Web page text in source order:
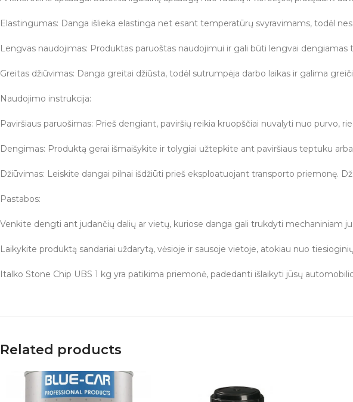
Elastingumas: Danga išlieka elastinga net esant temperatūrų svyravimams, todėl
Lengvas naudojimas: Produktas paruoštas naudojimui ir gali būti lengvai
Greitas džiūvimas: Danga greitai džiūsta, todėl sutrumpėja darbo laikas ir galima
Naudojimo instrukcija:
Paviršiaus paruošimas: Prieš dengiant, paviršių reikia kruopščiai nuvalyti nuo purvo,
Dengimas: Produktą gerai išmaišykite ir tolygiai užtepkite ant paviršiaus teptuku
Džiūvimas: Leiskite dangai pilnai išdžiūti prieš eksploatuojant transporto priemonę.
Pastabos:
Venkite dengti ant judančių dalių ar vietų, kuriose danga gali trukdyti mechaniniam
Laikykite produktą sandariai uždarytą, vėsioje ir sausoje vietoje, atokiau nuo
Italko Stone Chip UBS 1 kg yra patikima priemonė, padedanti išlaikyti jūsų
Related products